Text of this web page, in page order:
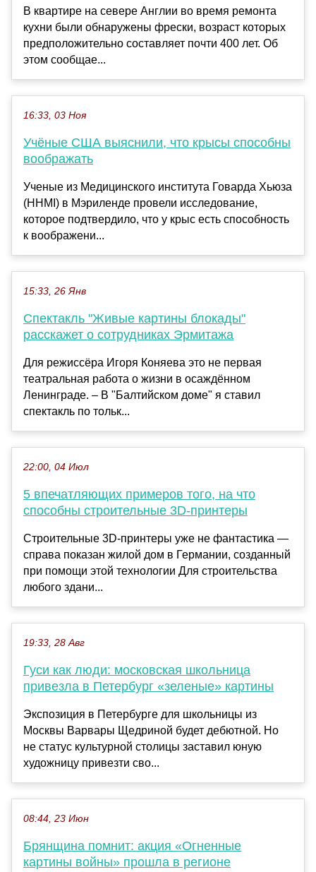
В квартире на севере Англии во время ремонта
кухни были обнаружены фрески, возраст которых
предположительно составляет почти 400 лет. Об
этом сообщае...
16:33, 03 Ноя
Учёные США выяснили, что крысы способны
воображать
Ученые из Медицинского института Говарда Хьюза
(HHMI) в Мэриленде провели исследование,
которое подтвердило, что у крыс есть способность
к воображени...
15:33, 26 Янв
Спектакль "Живые картины блокады"
расскажет о сотрудниках Эрмитажа
Для режиссёра Игоря Коняева это не первая
театральная работа о жизни в осаждённом
Ленинграде. – В "Балтийском доме" я ставил
спектакль по тольк...
22:00, 04 Июл
5 впечатляющих примеров того, на что
способны строительные 3D-принтеры
Строительные 3D-принтеры уже не фантастика —
справа показан жилой дом в Германии, созданный
при помощи этой технологии Для строительства
любого здани...
19:33, 28 Авг
Гуси как люди: московская школьница
привезла в Петербург «зеленые» картины
Экспозиция в Петербурге для школьницы из
Москвы Варвары Щедриной будет дебютной. Но
не статус культурной столицы заставил юную
художницу привезти сво...
08:44, 23 Июн
Брянщина помнит: акция «Огненные
картины войны» прошла в регионе